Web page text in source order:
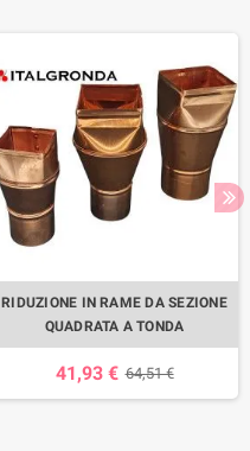
RIDUZIONE IN RAME DA SEZIONE
QUADRATA A TONDA
41,93 € 64,51 €